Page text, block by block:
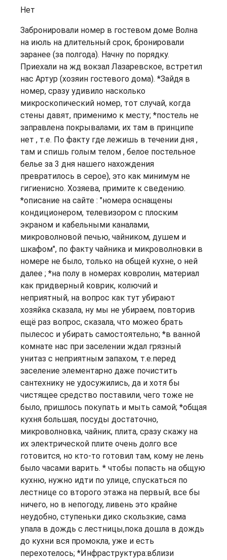
Нет
Забронировали номер в гостевом доме Волна
на июль на длительный срок, бронировали
заранее (за полгода). Начну по порядку.
Приехали на жд вокзал Лазаревское, встретил
нас Артур (хозяин гостевого дома). *Зайдя в
номер, сразу удивило насколько
микроскопический номер, тот случай, когда
стены давят, применимо к месту; *постель не
заправлена покрывалами, их там в принципе
нет , т.е. По факту где лежишь в течении дня ,
там и спишь голым телом , белое постельное
белье за 3 дня нашего нахождения
превратилось в серое), это как минимум не
гигиенисно. Хозяева, примите к сведению.
*описание на сайте : "номера оснащены
кондиционером, телевизором с плоским
экраном и кабельными каналами,
микроволновой печью, чайником, душем и
шкафом", по факту чайника и микроволновки в
номере не было, только на общей кухне, о ней
далее ; *на полу в номерах ковролин, материал
как придверный коврик, колючий и
неприятный, на вопрос как тут убирают
хозяйка сказала, ну мы не убираем, повторив
ещё раз вопрос, сказала, что можео брать
пылесос и убирать самостоятельно; *в ванной
комнате нас при заселении ждал грязный
унитаз с неприятным запахом, т.е.перед
заселение элементарно даже почистить
сантехнику не удосужились, да и хотя бы
чистящее средство поставили, чего тоже не
было, пришлось покупать и мыть самой; *общая
кухня большая, посуды достаточно,
микроволновка, чайник, плита, сразу скажу на
их электрической плите очень долго все
готовится, но кто-то готовил там, кому не лень
было часами варить. * чтобы попасть на общую
кухню, нужно идти по улице, спускаться по
лестнице со второго этажа на первый, все бы
ничего, но в непогоду, ливень это крайне
неудобно, ступеньки дико скользкие, сама
упала в дождь с лестницы,пока дошла в дождь
до кухни вся промокла, уже и есть
перехотелось; *Инфраструктура:вблизи